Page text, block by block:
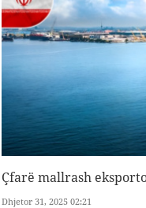
Çfarë mallrash
Dhjetor 31, 2025 02:21